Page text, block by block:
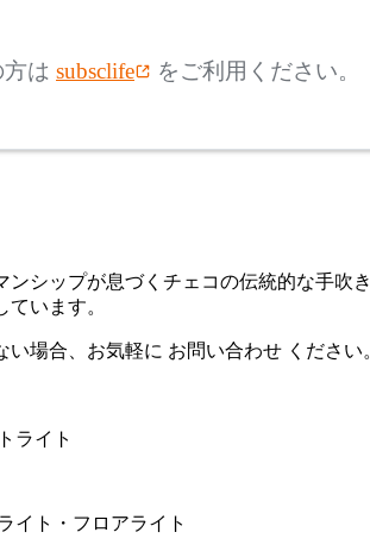
ミッシェ
~
は subsclife をご利用ください。
ンシップが息づくチェコの伝統的な手
います。
い場合、お気軽に お問い合わせ ください
ライト
イト・フロアライト